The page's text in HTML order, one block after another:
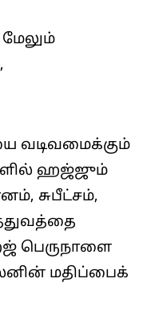
வடிவமைக்கும்
ஹஜ்ஜும்
சுபீட்சம்,
பெருநாளை
மதிப்பைக்